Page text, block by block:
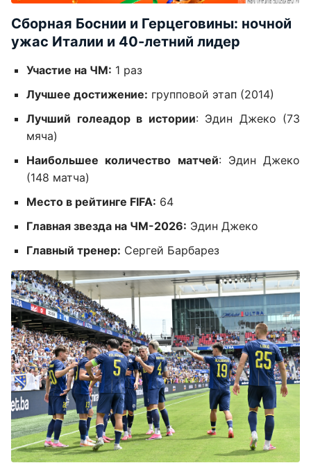
Сборная Боснии и Герцеговины: ночной
ужас Италии и 40-летний лидер
Участие на ЧМ: 1 раз
Лучшее достижение: групповой этап (2014)
Лучший голеадор в истории: Эдин Джеко (73
мяча)
Наибольшее количество матчей: Эдин Джеко
(148 матча)
Место в рейтинге FIFA: 64
Главная звезда на ЧМ-2026: Эдин Джеко
Главный тренер: Сергей Барбарез